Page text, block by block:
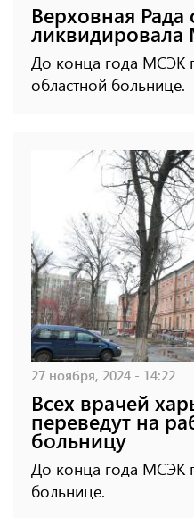
Верховная Рада
До конца года МСЭК
областной больнице.
27 ноября, 2024 - 14:22
Всех врачей
переведут на
больницу
До конца года МСЭК
больнице.